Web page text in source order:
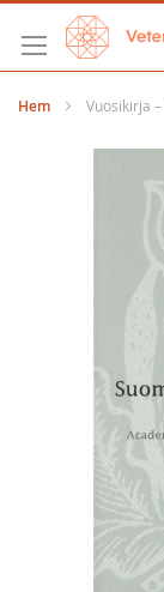
Hoppa
till
innehållet
Hem Vuosikirja